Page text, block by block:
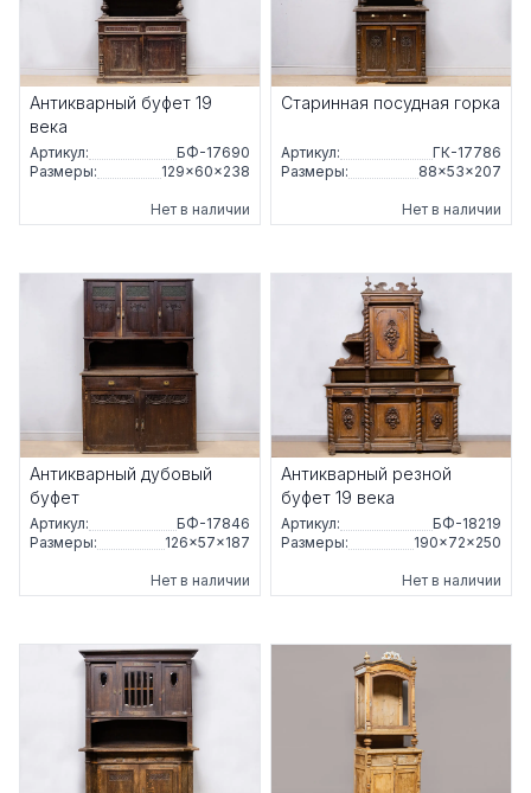
Антикварный буфет 19
века
Артикул:
БФ-17690
Размеры:
129×60×238
Нет в наличии
Старинная посудная горка
Артикул:
ГК-17786
Размеры:
88×53×207
Нет в наличии
Антикварный дубовый
буфет
Артикул:
БФ-17846
Размеры:
126×57×187
Нет в наличии
Антикварный резной
буфет 19 века
Артикул:
БФ-18219
Размеры:
190×72×250
Нет в наличии